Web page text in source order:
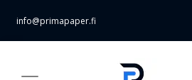
info@primapaper.fi